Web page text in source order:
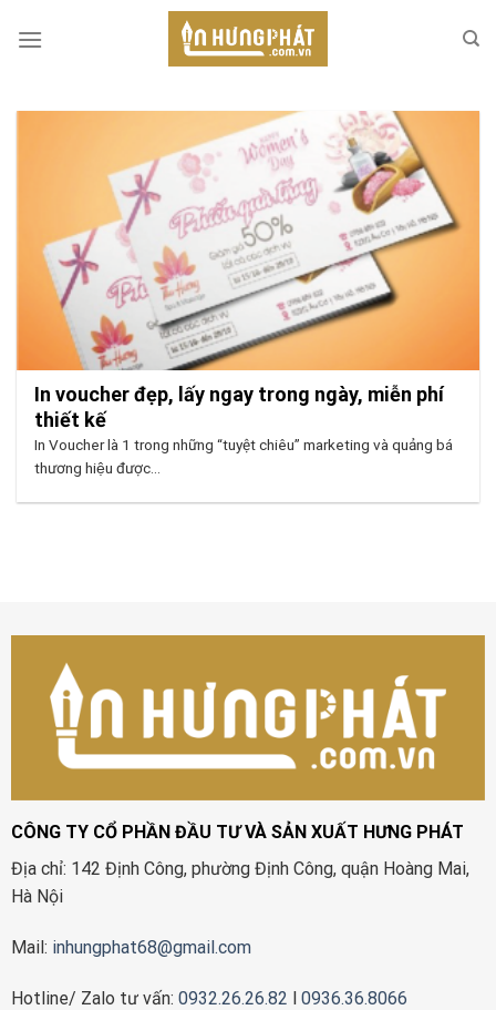
In voucher đẹp, lấy ngay trong ngày, miễn phí
thiết kế
In Voucher là 1 trong những “tuyệt chiêu” marketing và quảng bá
thương hiệu được...
CÔNG TY CỔ PHẦN ĐẦU TƯ VÀ SẢN XUẤT HƯNG PHÁT
Địa chỉ: 142 Định Công, phường Định Công, quận Hoàng Mai,
Hà Nội
Mail: inhungphat68@gmail.com
Hotline/ Zalo tư vấn: 0932.26.26.82 l 0936.36.8066